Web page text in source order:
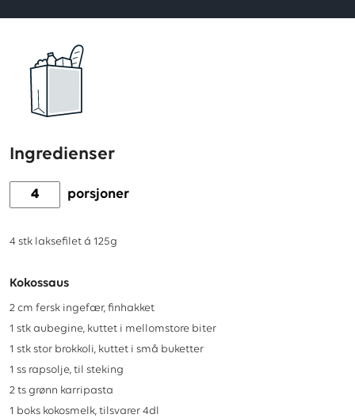
å
Ingredienser
porsjoner
4 stk laksefilet á 125g
Kokossaus
2 cm fersk ingefær, finhakket
1 stk aubegine, kuttet i mellomstore biter
1 stk stor brokkoli, kuttet i små buketter
1 ss rapsolje, til steking
2 ts grønn karripasta
1 boks kokosmelk, tilsvarer 4dl